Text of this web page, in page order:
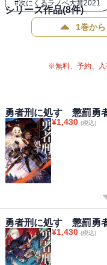
#次にくるラノベ大賞2021
シリーズ作品(8件)
1巻から
※無料、予約、入
勇者刑に処す 懲罰勇
¥1,430 (税込)
勇者刑に処す 懲罰勇
¥1,430 (税込)